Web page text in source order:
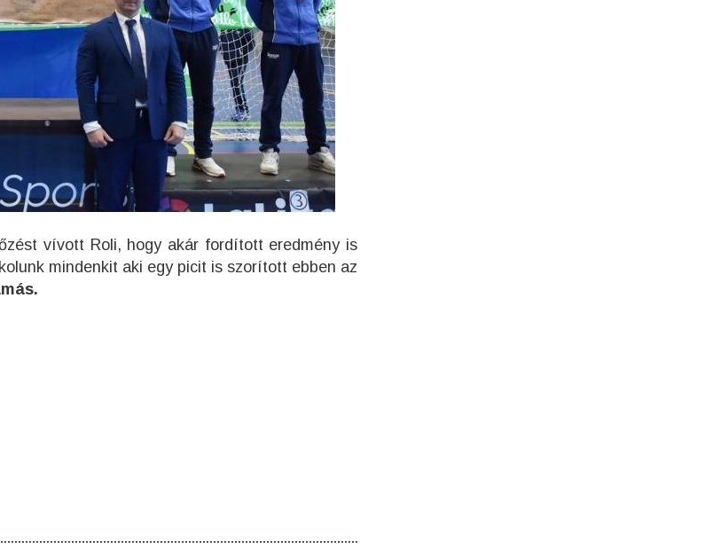
vívott Roli, hogy akár fordított eredmény is
mindenkit aki egy picit is szorított ebben az